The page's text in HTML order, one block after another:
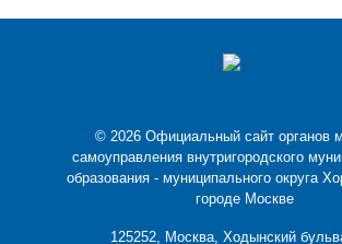
© 2026 Официальный сайт органов
самоуправления внутригородского
образования - муниципального округа
городе Москве
125252, Москва, Ходынский